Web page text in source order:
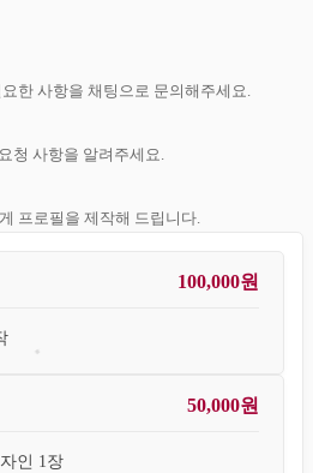
한 사항을 채팅으로 문의해주세요.
청 사항을 알려주세요.
프로필을 제작해 드립니다.
100,000원
50,000원
인 1장